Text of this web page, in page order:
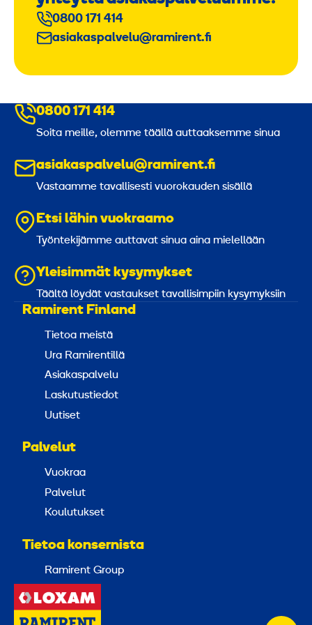
0800 171 414
asiakaspalvelu@ramirent.fi
0800 171 414
Soita meille, olemme täällä auttaaksemme sinua
asiakaspalvelu@ramirent.fi
Vastaamme tavallisesti vuorokauden sisällä
Etsi lähin vuokraamo
Työntekijämme auttavat sinua aina mielellään
Yleisimmät kysymykset
Täältä löydät vastaukset tavallisimpiin kysymyksiin
Ramirent Finland
Tietoa meistä
Ura Ramirentillä
Asiakaspalvelu
Laskutustiedot
Uutiset
Palvelut
Vuokraa
Palvelut
Koulutukset
Tietoa konsernista
Ramirent Group